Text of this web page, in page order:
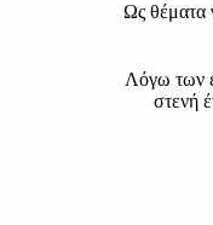
Ως θέματα
Λόγω των
στενή